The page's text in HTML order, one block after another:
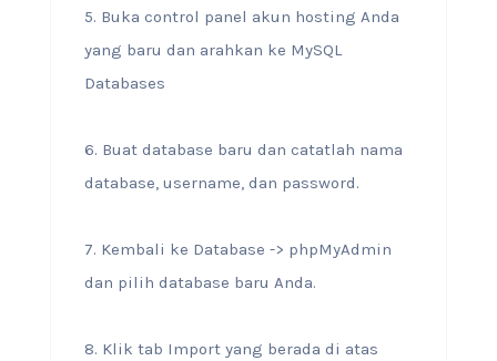
5. Buka control panel akun hosting Anda
yang baru dan arahkan ke MySQL
Databases
6. Buat database baru dan catatlah nama
database, username, dan password.
7. Kembali ke Database -> phpMyAdmin
dan pilih database baru Anda.
8. Klik tab Import yang berada di atas